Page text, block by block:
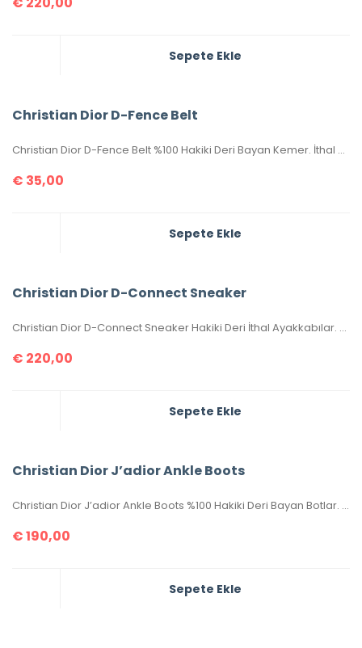
Sepete Ekle
Christian Dior D-Fence Belt
Christian Dior D-Fence Belt %100 Hakiki Deri Bayan Kemer. İthal aksesuarlı, seri numaralıdır. 100-105-110-115-120-125 cm ölçüler mevcuttur. Genişliği 3 cm dir. Kutulu, sertifikalıdır.
€ 35,00
Sepete Ekle
Christian Dior D-Connect Sneaker
Christian Dior D-Connect Sneaker Hakiki Deri İthal Ayakkabılar. Orijinaliyle birebir aynıdır. 36-37-38-39-40 numaralar mevcuttur. Standart kalıptır. Kutulu, toz torbalı, sertifikalıdır.
€ 220,00
Sepete Ekle
Christian Dior J’adior Ankle Boots
Christian Dior J’adior Ankle Boots %100 Hakiki Deri Bayan Botlar. 36-37-38-39-40 ölçüler mevcuttur. Kutulu, sertifikalıdır.
€190,00
Sepete Ekle